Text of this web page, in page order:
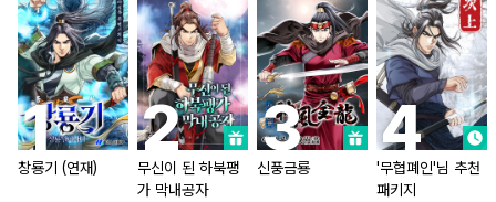
창룡기 (연재)
무신이 된 하북팽
가 막내공자
신풍금룡
'무협폐인'님 추천
패키지